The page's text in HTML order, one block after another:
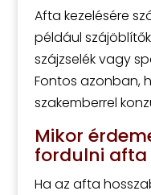
Afta kezelésére
például
szájzselék vagy
Fontos azonban,
szakemberrel
Mikor
fordulni afta
Ha az afta